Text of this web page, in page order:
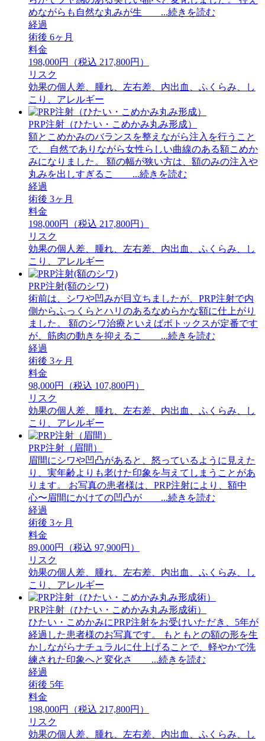
めながらも自然な丸みが生 ...続きを読む
経過
術後 6ヶ月
料金
198,000円（税込 217,800円）
リスク
効果の個人差、腫れ、左右差、内出血、ふくらみ、し
こり、アレルギー
PRP注射（ひたい・こめかみ丸み形成）
額とこめかみのバランスを整えながら注入を行うこと
で、 自然でありながら女性らしい曲線のある額こめか
みになりました。 額の幅が狭い方は、額のみの注入や
丸みを出しすぎるこ ...続きを読む
経過
術後 3ヶ月
料金
198,000円（税込 217,800円）
リスク
効果の個人差、腫れ、左右差、内出血、ふくらみ、し
こり、アレルギー
PRP注射(額のシワ)
術前は、シワや凹みが目立ちましたが、PRP注射で内
側からふっくらとハリのあるなめらかな額に仕上がり
ました。 額のシワ治療といえばボトックスが定番です
が、筋肉の動きを抑えるこ ...続きを読む
経過
術後 3ヶ月
料金
98,000円（税込 107,800円）
リスク
効果の個人差、腫れ、左右差、内出血、ふくらみ、し
こり、アレルギー
PRP注射（眉間）
眉間にシワや凹凸があると、怒っているように見えた
り、実年齢よりも老けた印象を与えてしまうことがあ
ります。 お写真の患者様は、PRP注射により、額中
心〜眉間にかけての凹凸が ...続きを読む
経過
術後 3ヶ月
料金
89,000円（税込 97,900円）
リスク
効果の個人差、腫れ、左右差、内出血、ふくらみ、し
こり、アレルギー
PRP注射（ひたい・こめかみ丸み形成術）
ひたい・こめかみにPRP注射をお受けいただき、5年が
経過した患者様のお写真です。 もともとの額の形を生
かしながらナチュラルに仕上げることで、軽やかで洗
練された印象へと変化さ ...続きを読む
経過
術後 5年
料金
198,000円（税込 217,800円）
リスク
効果の個人差、腫れ、左右差、内出血、ふくらみ、し